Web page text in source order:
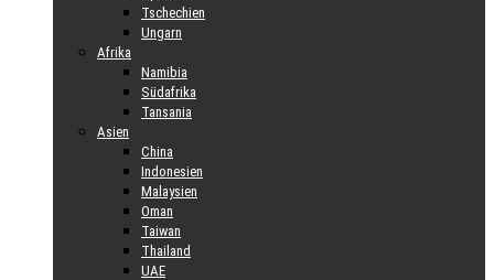
Tschechien
Ungarn
Afrika
Namibia
Südafrika
Tansania
Asien
China
Indonesien
Malaysien
Oman
Taiwan
Thailand
UAE